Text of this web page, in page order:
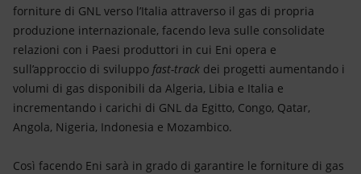
forniture di GNL verso l’Italia attraverso il gas di propria
produzione internazionale, facendo leva sulle consolidate
relazioni con i Paesi produttori in cui Eni opera e
sull’approccio di sviluppo fast-track dei progetti aumentando i
volumi di gas disponibili da Algeria, Libia e Italia e
incrementando i carichi di GNL da Egitto, Congo, Qatar,
Angola, Nigeria, Indonesia e Mozambico.
Così facendo Eni sarà in grado di garantire le forniture di gas